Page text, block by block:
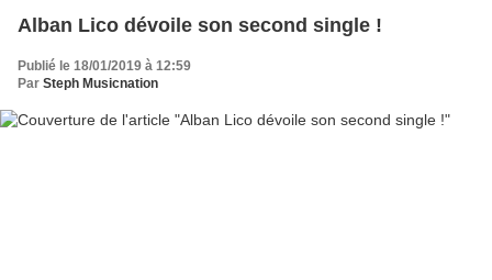
Alban Lico dévoile son second single !
Publié le 18/01/2019 à 12:59
Par Steph Musicnation